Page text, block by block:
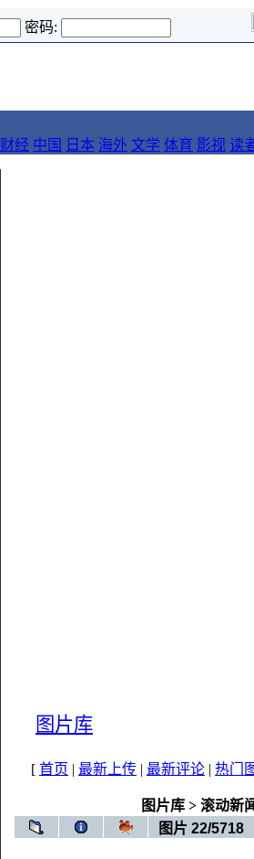
密码:
财经 中国 日本 海外 文学 体育 影视 读
图片库
[ 首页 | 最新上传 | 最新评论 | 热门
图片库> 滚动新
图片 22/5718